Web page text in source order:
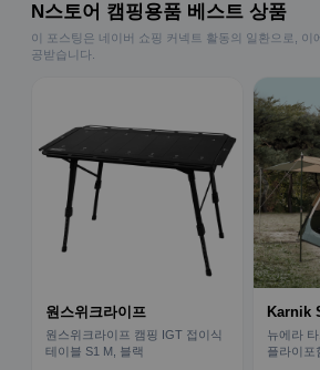
N스토어 캠핑용품 베스트 상품
이 포스팅은 네이버 쇼핑 커넥트 활동의 일환으로, 이
공받습니다.
원스위크라이프
원스위크라이프 캠핑 IGT 접이식
테이블 S1 M, 블랙
Karnik
뉴에라
플라이포